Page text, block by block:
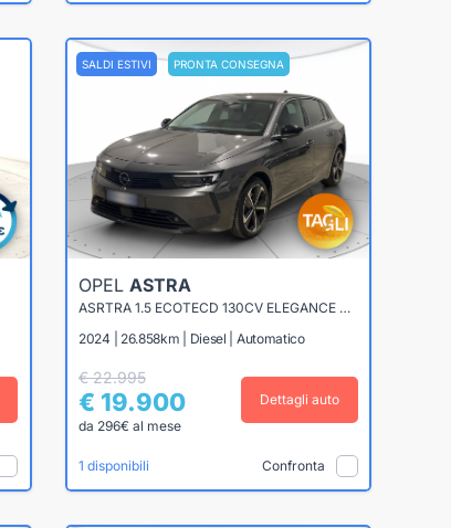
SALDI ESTIVI PRONTA CONSEGNA
OPEL ASTRA
ASRTRA 1.5 ECOTECD 130CV ELEGANCE AT8
2024 | 26.858km | Diesel | Automatico
€ 22.995
€ 19.900
da 296€ al mese
Dettagli auto
1 disponibili Confronta